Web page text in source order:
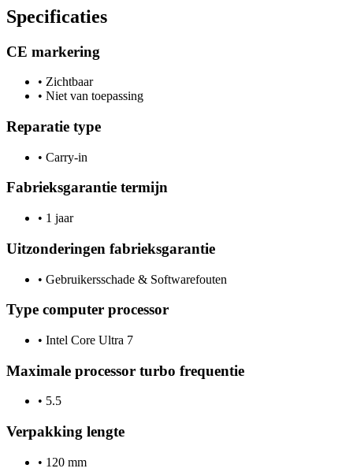
Specificaties
CE markering
• Zichtbaar
• Niet van toepassing
Reparatie type
• Carry-in
Fabrieksgarantie termijn
• 1 jaar
Uitzonderingen fabrieksgarantie
• Gebruikersschade & Softwarefouten
Type computer processor
• Intel Core Ultra 7
Maximale processor turbo frequentie
• 5.5
Verpakking lengte
• 120 mm